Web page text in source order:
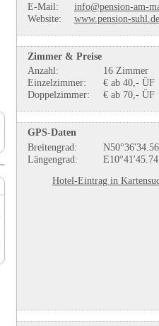
E-Mail:
info@pension-am-
Website:
www.pension-suhl.de
Zimmer & Preise
Anzahl:
16 Zimmer
Einzelzimmer:
€ ab 40,- ÜF
Doppelzimmer:
€ ab 70,- ÜF
GPS-Daten
Breitengrad:
N50°36'34.56
Längengrad:
E10°41'45.74
Hotel-Eintrag in